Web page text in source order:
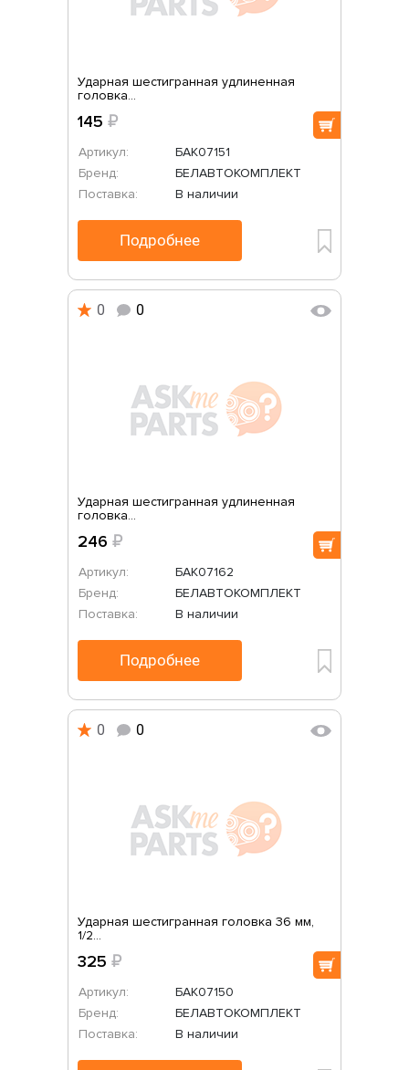
Ударная шестигранная удлиненная
головка...
145 ₽
Артикул:
БАК07151
Бренд:
БЕЛАВТОКОМПЛЕКТ
Поставка:
В наличии
Подробнее
0 0
Ударная шестигранная удлиненная
головка...
246 ₽
Артикул:
БАК07162
Бренд:
БЕЛАВТОКОМПЛЕКТ
Поставка:
В наличии
Подробнее
0 0
Ударная шестигранная головка 36 мм,
1/2...
325 ₽
Артикул:
БАК07150
Бренд:
БЕЛАВТОКОМПЛЕКТ
Поставка:
В наличии